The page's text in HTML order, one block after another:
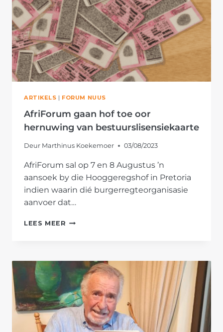
ARTIKELS | FORUM NUUS
AfriForum gaan hof toe oor
hernuwing van bestuurslisensiekaarte
Deur Marthinus Koekemoer 03/08/2023
AfriForum sal op 7 en 8 Augustus ’n
aansoek by die Hooggeregshof in Pretoria
indien waarin dié burgerregteorganisasie
aanvoer dat…
LEES MEER AFRIFORUM
OOR
HERNUWING
VAN
BESTUURSLISENSIEKAARTE